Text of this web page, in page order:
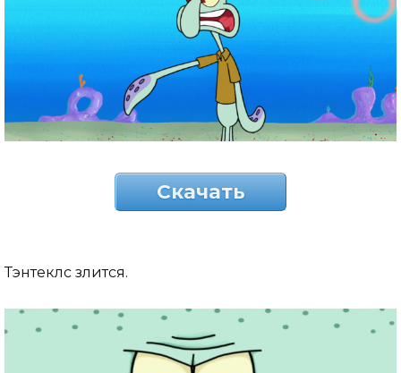
Скачать
Тэнтеклс злится.